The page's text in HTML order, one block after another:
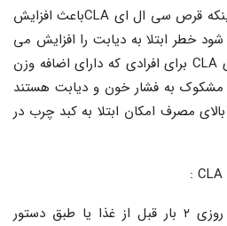
خطرناک است و با توجه به اینکه قرص سی ال ای CLAباعث افزایش
خطر ابتلا به دیابت را افزایش می
دهد. از اینرو قرص سی ال ای CLA برای افرادی که دارای اضافه وزن
مشکوک به فشار خون و دیابت هستند
مصرف امکان ابتلا به کبد چرب در
مقدار مصرف ۲ عدد کپسول روزی ۲ بار قبل از غذا یا طبق دستور